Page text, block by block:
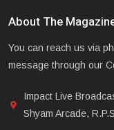
About The
You can reach us via
message through our
Impact Live
Shyam Arcade,